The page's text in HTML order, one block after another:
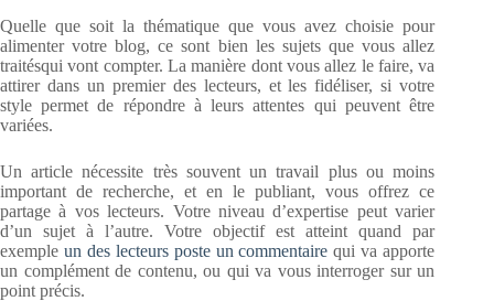
Quelle que soit la thématique que vous avez choisie pour
alimenter votre blog, ce sont bien les sujets que vous allez
traitésqui vont compter. La manière dont vous allez le faire, va
attirer dans un premier des lecteurs, et les fidéliser, si votre
style permet de répondre à leurs attentes qui peuvent être
variées.
Un article nécessite très souvent un travail plus ou moins
important de recherche, et en le publiant, vous offrez ce
partage à vos lecteurs. Votre niveau d’expertise peut varier
d’un sujet à l’autre. Votre objectif est atteint quand par
exemple un des lecteurs poste un commentaire qui va apporte
un complément de contenu, ou qui va vous interroger sur un
point précis.